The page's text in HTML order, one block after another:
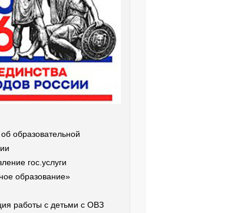
образовательной
гос.услуги
образование»
работы с детьми с ОВЗ